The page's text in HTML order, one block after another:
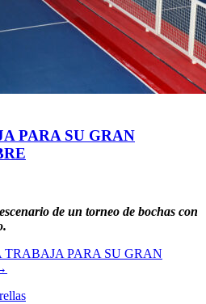
PARA SU GRAN
de un torneo de bochas con
PARA SU GRAN